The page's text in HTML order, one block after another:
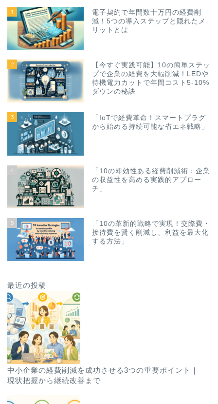
1
電子契約で年間数十万円の経費削
減！5つの導入ステップと隠れたメ
リットとは
2
【今すぐ実践可能】10の簡単ステッ
プで企業の経費を大幅削減！LEDや
待機電力カットで年間コスト5-10%
ダウンの秘訣
3
「IoTで経費革命！スマートプラグ
から始める持続可能な省エネ戦略」
4
「10の即効性ある経費削減術：企業
の収益性を高める実践的アプロー
チ」
5
「10の革新的戦略で実現！交際費・
接待費を賢く削減し、利益を最大化
する方法」
最近の投稿
中小企業の経費削減を成功させる3つの重要ポイント｜
現状把握から継続改善まで